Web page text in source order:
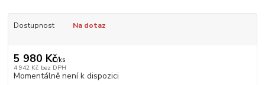
Dostupnost Na dotaz
5 980 Kč/ks
4 942 Kč bez DPH
Momentálně není k dispozici